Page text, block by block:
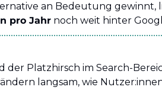
an Bedeutung gewinnt,
pro Jahr noch weit hinter
Platzhirsch im Search-
langsam, wie